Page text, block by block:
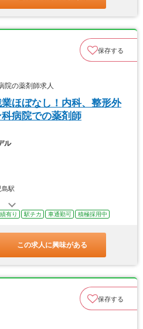
保存する
の薬剤師求人
業ほぼなし！内科、整形外
病院での薬剤師
ル
島駅
有り 駅チカ 車通勤可 積極採用中
この求人に興味がある
保存する